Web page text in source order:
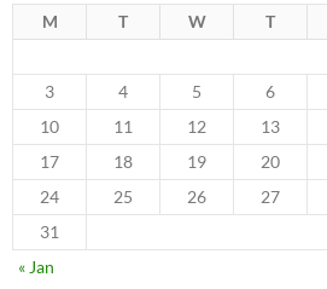
M T W T
3
4 5 6
10
11 12 13
17
18 19 20
24
25 26 27
31
« Jan